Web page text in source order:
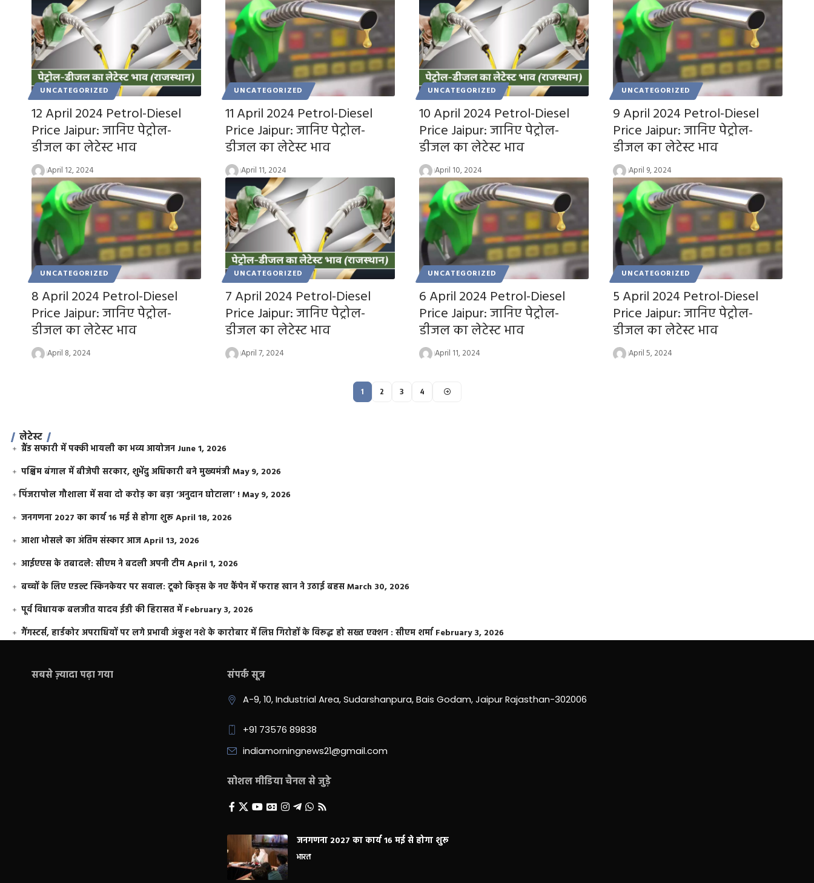
UNCATEGORIZED
12 April 2024 Petrol-Diesel
Price Jaipur: जानिए पेट्रोल-
डीजल का लेटेस्ट भाव
April 12, 2024
UNCATEGORIZED
11 April 2024 Petrol-Diesel
Price Jaipur: जानिए पेट्रोल-
डीजल का लेटेस्ट भाव
April 11, 2024
UNCATEGORIZED
10 April 2024 Petrol-Diesel
Price Jaipur: जानिए पेट्रोल-
डीजल का लेटेस्ट भाव
April 10, 2024
UNCATEGORIZED
9 April 2024 Petrol-Diesel
Price Jaipur: जानिए पेट्रोल-
डीजल का लेटेस्ट भाव
April 9, 2024
UNCATEGORIZED
8 April 2024 Petrol-Diesel
Price Jaipur: जानिए पेट्रोल-
डीजल का लेटेस्ट भाव
April 8, 2024
UNCATEGORIZED
7 April 2024 Petrol-Diesel
Price Jaipur: जानिए पेट्रोल-
डीजल का लेटेस्ट भाव
April 7, 2024
UNCATEGORIZED
6 April 2024 Petrol-Diesel
Price Jaipur: जानिए पेट्रोल-
डीजल का लेटेस्ट भाव
April 11, 2024
UNCATEGORIZED
5 April 2024 Petrol-Diesel
Price Jaipur: जानिए पेट्रोल-
डीजल का लेटेस्ट भाव
April 5, 2024
1 2 3 4
लेटेस्ट
ग्रैंड सफारी में पक्की भायली का भव्य आयोजन June 1, 2026
पश्चिम बंगाल में बीजेपी सरकार, शुभेंदु अधिकारी बने मुख्यमंत्रीMay 9, 2026
​पिंजरापोल गौशाला में सवा दो करोड़ का बड़ा ‘अनुदान घोटाला’ !May 9, 2026
जनगणना 2027 का कार्य 16 मई से होगा शुरूApril 18, 2026
आशा भोसले का अंतिम संस्कार आजApril 13, 2026
आईएएस के तबादले: सीएम ने बदली अपनी टीमApril 1, 2026
बच्चों के लिए एडल्ट स्किनकेयर पर सवाल: टूको किड्स के नए कैंपेन में फराह खान ने उठाई बहसMarch 30, 2026
पूर्व विधायक बलजीत यादव ईडी की हिरासत में February 3, 2026
गैंगस्टर्स, हार्डकोर अपराधियों पर लगे प्रभावी अंकुश नशे के कारोबार में लिप्त गिरोहों के विरूद्ध हो सख्त एक्शन : सीएम शर्मा February 3, 2026
सबसे ज़्यादा पढ़ा गया संपर्क सूत्र
A-9, 10, Industrial Area, Sudarshanpura, Bais Godam, Jaipur Rajasthan-302006
+91 73576 89838
indiamorningnews21@gmail.com
सोशल मीडिया चैनल से जुड़े
जनगणना 2027 का कार्य 16 मई से होगा शुरू
भारत